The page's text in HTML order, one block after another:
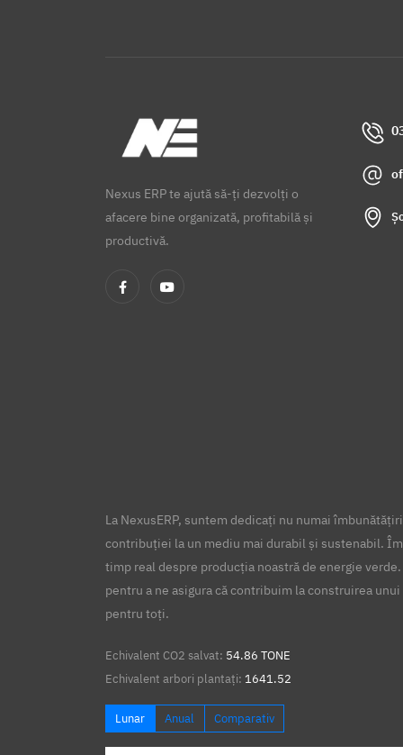
Nexus ERP te ajută să-ți dezvolți o
afacere bine organizată, profitabilă și
productivă.
La NexusERP, suntem dedicați nu numai
contribuției la un mediu mai durabil și sustenabil.
timp real despre producția noastră de energie
pentru a ne asigura că contribuim la construirea
pentru toți.
Echivalent CO2 salvat: 54.86 TONE
Echivalent arbori plantați: 1641.52
Lunar Anual Comparativ